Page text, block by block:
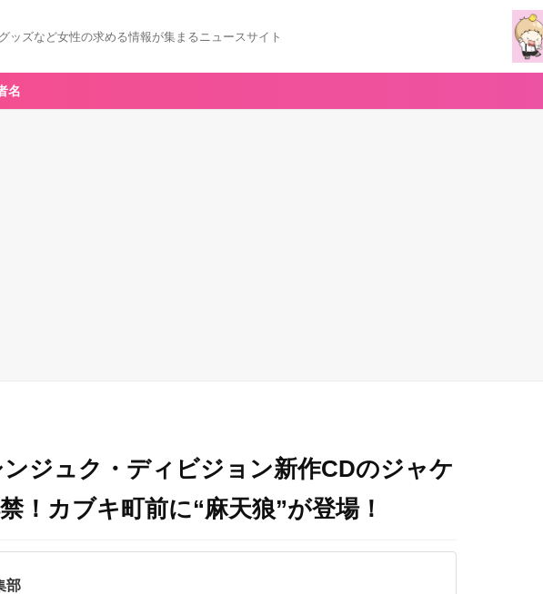
ッズなど女性の求める情報が集まるニュースサイト
名
ンジュク・ディビジョン新作CDのジャケ
！カブキ町前に“麻天狼”が登場！
部